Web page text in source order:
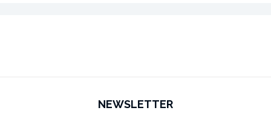
NEWSLETTER